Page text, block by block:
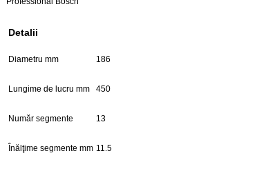
Detalii
Diametru mm 186
Lungime de lucru mm 450
Număr segmente 13
Înălţime segmente mm 11.5